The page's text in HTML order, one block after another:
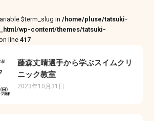
$term_slug in/home/pluse/tatsuki-
wp-content/themes/tatsuki-
line417
藤森丈晴選手から学ぶスイムクリ
ニック教室
2023年10月31日